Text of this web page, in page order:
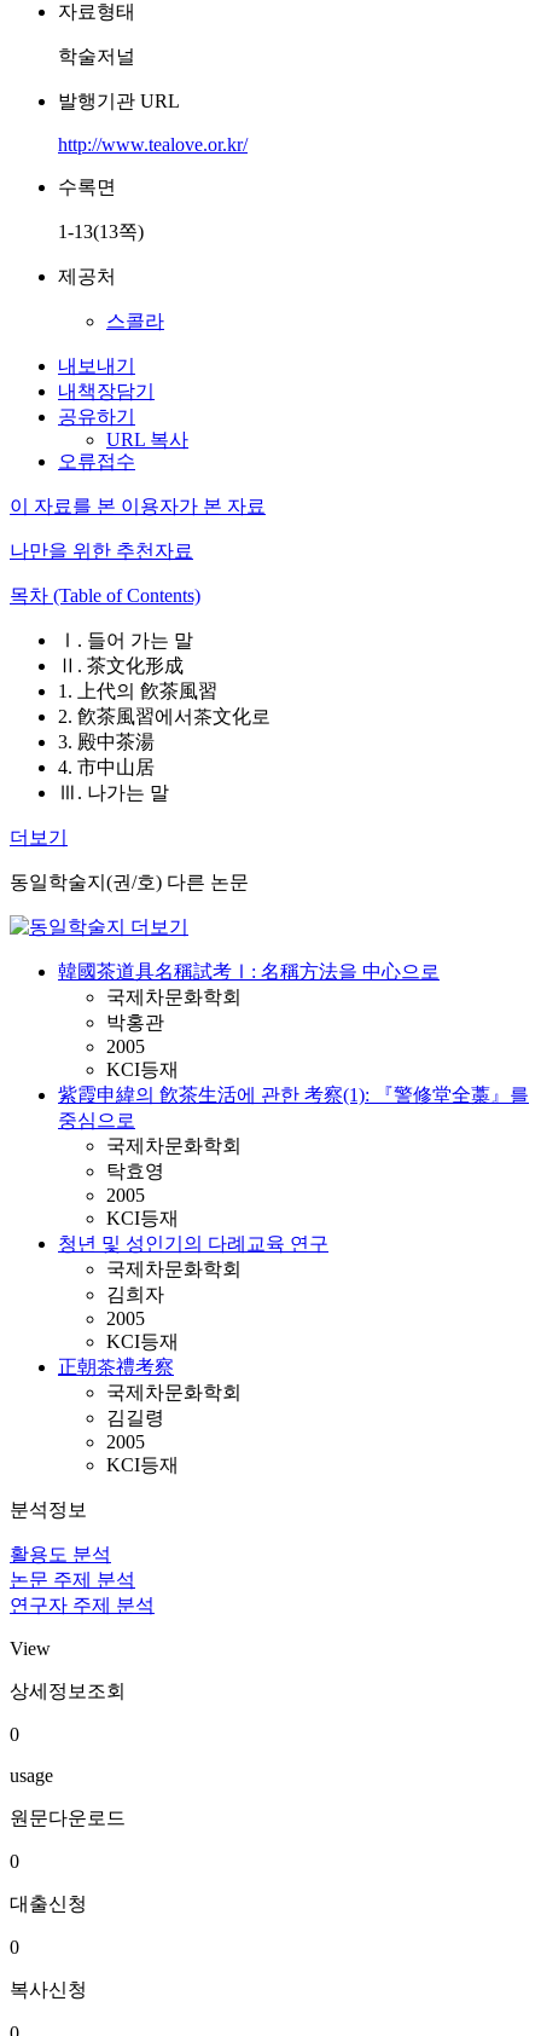
자료형태
학술저널
발행기관 URL
http://www.tealove.or.kr/
수록면
1-13(13쪽)
제공처
스콜라
내보내기
내책장담기
공유하기
URL 복사
오류접수
이 자료를 본 이용자가 본 자료
나만을 위한 추천자료
목차 (Table of Contents)
Ⅰ. 들어 가는 말
Ⅱ. 茶文化形成
1. 上代의 飮茶風習
2. 飮茶風習에서茶文化로
3. 殿中茶湯
4. 市中山居
Ⅲ. 나가는 말
더보기
동일학술지(권/호) 다른 논문
韓國茶道具名稱試考Ⅰ: 名稱方法을 中心으로
국제차문화학회
박홍관
2005
KCI등재
紫霞申緯의 飮茶生活에 관한 考察(1): 『警修堂全藁』를
중심으로
국제차문화학회
탁효영
2005
KCI등재
청년 및 성인기의 다례교육 연구
국제차문화학회
김희자
2005
KCI등재
正朝茶禮考察
국제차문화학회
김길령
2005
KCI등재
분석정보
활용도 분석
논문 주제 분석
연구자 주제 분석
View
상세정보조회
0
usage
원문다운로드
0
대출신청
0
복사신청